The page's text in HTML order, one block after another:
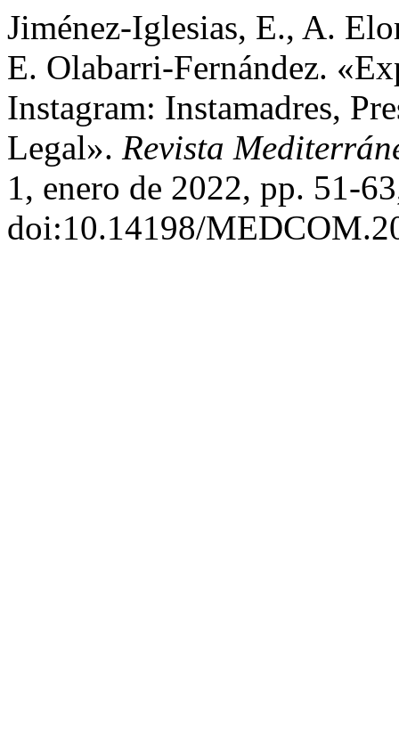
Jiménez-Iglesias, E., A.
E. Olabarri-Fernández.
Instagram: Instamadres,
Legal». Revista
1, enero de 2022, pp. 51-
doi:10.14198/